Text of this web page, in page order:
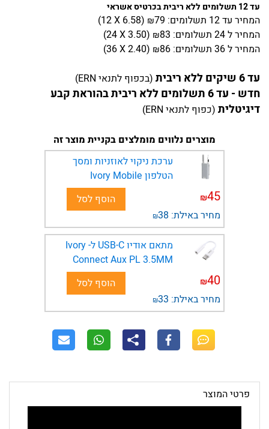
עד 12 תשלומים ללא ריבית בכרטיס אשראי
המחיר עד 12 תשלומים: ₪79
(12 X 6.58)
המחירל 24 תשלומים: ₪83
(24 X3.50)
המחירל 36 תשלומים: ₪86
(36 X2.40)
עד 6 שיקים ללא ריבית (בכפוף לתנאי ERN)
חדש - עד 6 תשלומים ללא ריבית בהוראת קבע
דיגיטלית (כפוף לתנאי ERN)
מוצרים נלווים מומלצים בקניית מוצר זה
ערכת ניקוי לאוזניות ומסך
הטלפון Ivory Mobile
45
₪
מחיר באילת: 38
₪
הוסף לסל
מתאם אודיו USB-C ל- Ivory
Connect Aux PL 3.5MM
40
₪
מחיר באילת: 33
₪
הוסף לסל
פרטי המוצר